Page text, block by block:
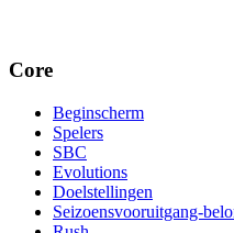
Core
Beginscherm
Spelers
SBC
Evolutions
Doelstellingen
Seizoensvooruitgang-